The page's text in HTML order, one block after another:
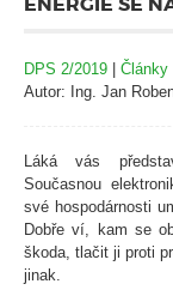
DPS 2/2019 | Články
Autor: Ing. Jan
Láká vás
Současnou
své hospodárnosti
Dobře ví, kam se
škoda, tlačit ji proti
jinak.